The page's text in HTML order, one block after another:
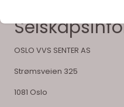
OSLO VVS SENTER AS
Strømsveien 325
1081 Oslo